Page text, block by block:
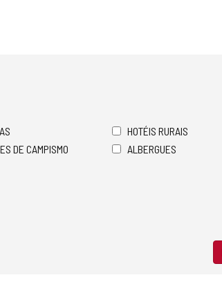
HOTÉIS RURAIS
DE CAMPISMO
ALBERGUES